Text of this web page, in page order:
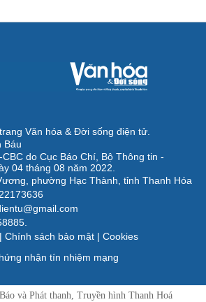
Văn hóa & Đời sống điện tử.
Báu
do Cục Báo Chí, Bộ Thông tin -
04 tháng 08 năm 2022.
phường Hạc Thành, tỉnh Thanh Hóa
| Chính sách bảo mật | Cookies
Báo và Phát thanh, Truyền hình Thanh Hoá